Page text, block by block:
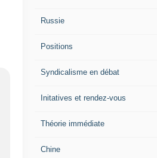
Russie
Positions
Syndicalisme en débat
Initatives et rendez-vous
Théorie immédiate
Chine